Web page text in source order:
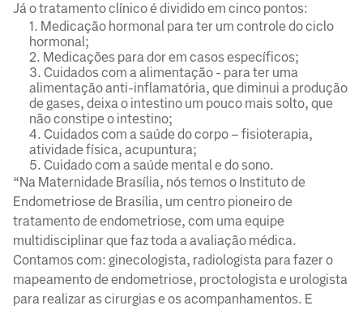
Já o tratamento clínico é dividido em cinco pontos:
Medicação hormonal para ter um controle do ciclo
hormonal;
Medicações para dor em casos específicos;
Cuidados com a alimentação - para ter uma
alimentação anti-inflamatória, que diminui a produção
de gases, deixa o intestino um pouco mais solto, que
não constipe o intestino;
Cuidados com a saúde do corpo – fisioterapia,
atividade física, acupuntura;
Cuidado com a saúde mental e do sono.
“Na Maternidade Brasília, nós temos o Instituto de
Endometriose de Brasília, um centro pioneiro de
tratamento de endometriose, com uma equipe
multidisciplinar que faz toda a avaliação médica.
Contamos com: ginecologista, radiologista para fazer o
mapeamento de endometriose, proctologista e urologista
para realizar as cirurgias e os acompanhamentos. E